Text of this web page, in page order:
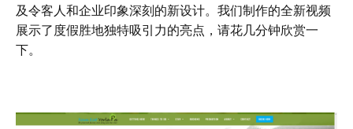
及令客人和企业印象深刻的新设计。我们制作的全新视频
展示了度假胜地独特吸引力的亮点，请花几分钟欣赏一
下。